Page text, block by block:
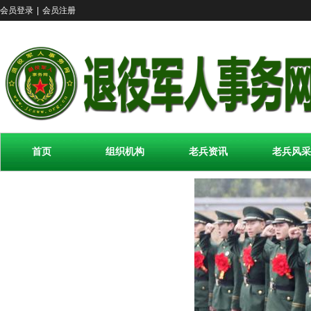
会员登录 会员注册
首页 组织机构 老兵资讯 老兵风采